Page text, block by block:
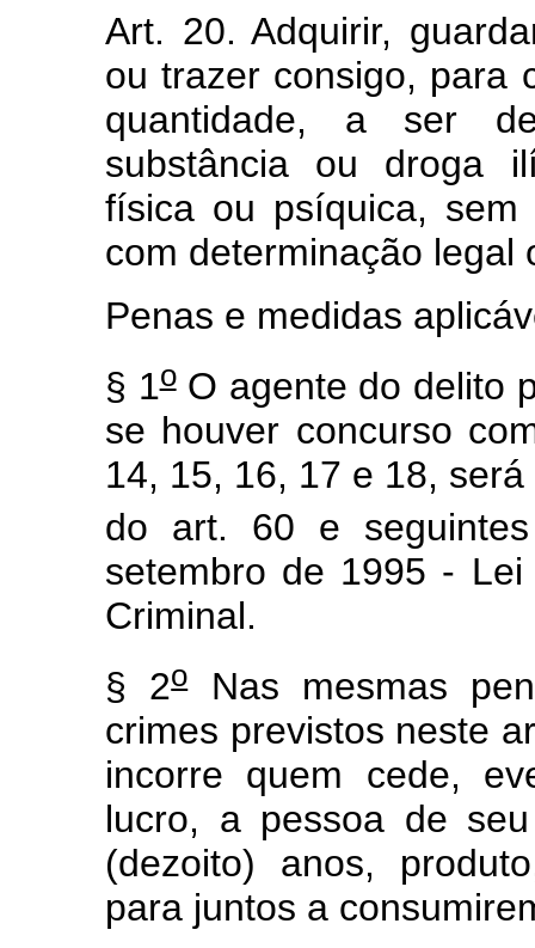
Art. 20. Adquirir,
ou trazer consigo, para
quantidade, a ser
substância ou droga
física ou psíquica, sem
com determinação legal
Penas e medidas
§ 1oO agente do delito
se houver concurso
14, 15, 16, 17 e 18,
do art. 60 e
setembro de 1995 -
Criminal.
§ 2oNas mesmas
crimes previstos neste
incorre quem cede,
lucro, a pessoa de
(dezoito) anos,
para juntos a